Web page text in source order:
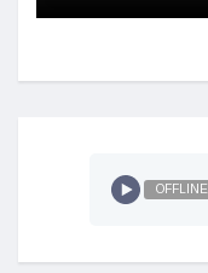
OFFLINE